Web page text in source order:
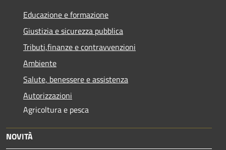
Educazione e formazione
Giustizia e sicurezza pubblica
Tributi,finanze e contravvenzioni
Ambiente
Salute, benessere e assistenza
Autorizzazioni
Agricoltura e pesca
NOVITÀ